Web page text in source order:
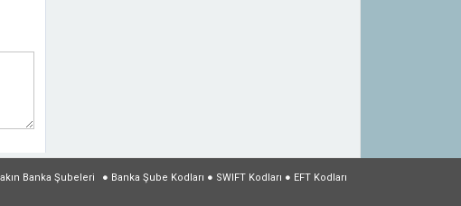
● Banka Şube Kodları ● SWIFT Kodları ● EFT Kodları
Banka Şubeleri